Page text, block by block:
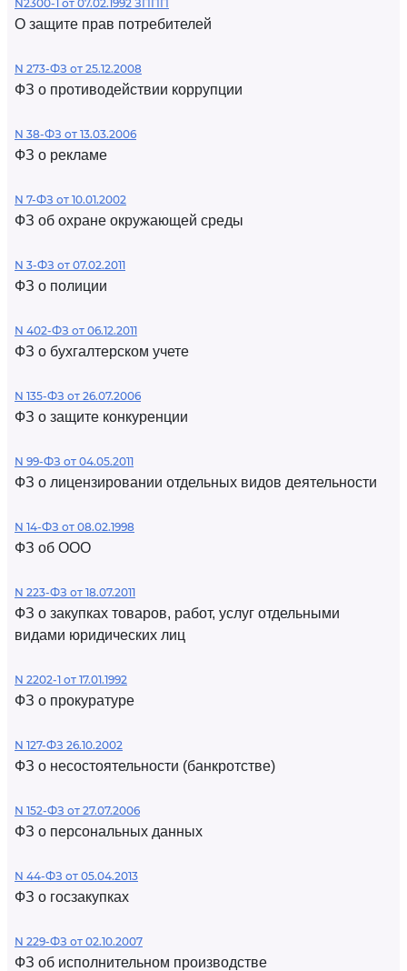
N2300-1 от 07.02.1992 ЗППП
О защите прав потребителей
N 273-ФЗ от 25.12.2008
ФЗ о противодействии коррупции
N 38-ФЗ от 13.03.2006
ФЗ о рекламе
N 7-ФЗ от 10.01.2002
ФЗ об охране окружающей среды
N 3-ФЗ от 07.02.2011
ФЗ о полиции
N 402-ФЗ от 06.12.2011
ФЗ о бухгалтерском учете
N 135-ФЗ от 26.07.2006
ФЗ о защите конкуренции
N 99-ФЗ от 04.05.2011
ФЗ о лицензировании отдельных видов деятельности
N 14-ФЗ от 08.02.1998
ФЗ об ООО
N 223-ФЗ от 18.07.2011
ФЗ о закупках товаров, работ, услуг отдельными
видами юридических лиц
N 2202-1 от 17.01.1992
ФЗ о прокуратуре
N 127-ФЗ 26.10.2002
ФЗ о несостоятельности (банкротстве)
N 152-ФЗ от 27.07.2006
ФЗ о персональных данных
N 44-ФЗ от 05.04.2013
ФЗ о госзакупках
N 229-ФЗ от 02.10.2007
ФЗ об исполнительном производстве